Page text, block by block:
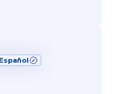
Español